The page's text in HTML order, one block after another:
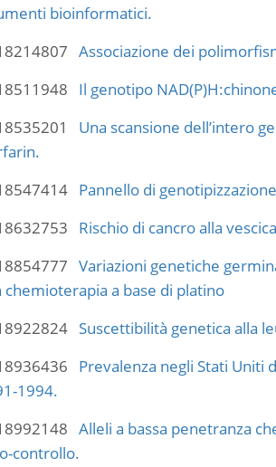
bioinformatici.
Associazione dei
Il genotipo
Una scansione dell’intero
Pannello di
Rischio di cancro alla
Variazioni genetiche
chemioterapia a base di platino
Suscettibilità genetica alla
Prevalenza negli Stati Uniti
1994.
Alleli a bassa penetranza
controllo.